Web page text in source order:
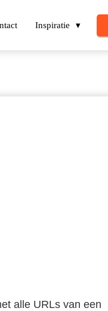
Inspiratie
alle URLs van een